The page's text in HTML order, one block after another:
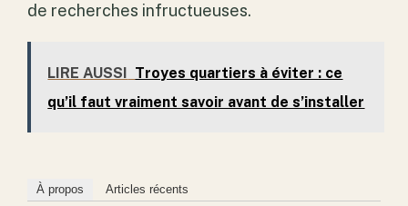
de recherches infructueuses.
LIRE AUSSI
Troyes quartiers à éviter : ce
qu’il faut vraiment savoir avant de s’installer
À propos Articles récents